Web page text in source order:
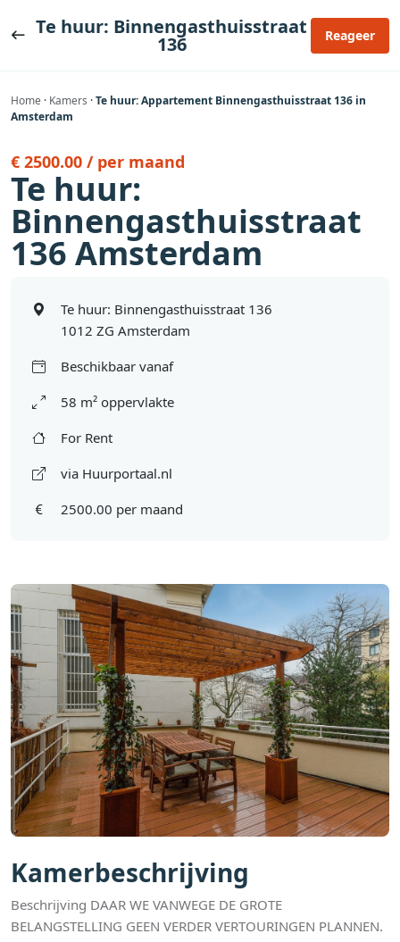
naar Te huur: Binnengasthuisstraat
136 Reageer
Home · Kamers ·Te huur: Appartement Binnengasthuisstraat 136 in
Amsterdam
Kamerbeschrijving
Beschrijving DAAR WE VANWEGE DE GROTE
BELANGSTELLING GEEN VERDER VERTOURINGEN PLANNEN.
€ 2500.00 / per maand
Te huur:
Binnengasthuisstraat
136 Amsterdam
Te huur: Binnengasthuisstraat 136
1012 ZG Amsterdam
Beschikbaar vanaf
58 m² oppervlakte
For Rent
via Huurportaal.nl
2500.00 per maand